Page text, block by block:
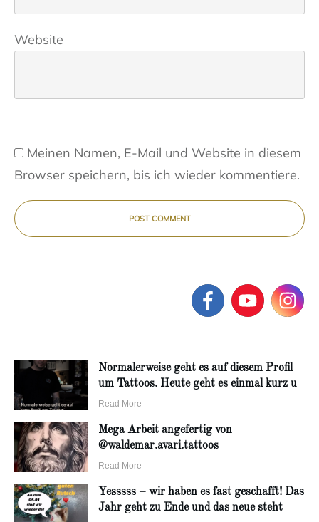
Website
Meinen Namen, E-Mail und Website in diesem
Browser speichern, bis ich wieder kommentiere.
POST COMMENT
Normalerweise geht es auf diesem Profil
um Tattoos. Heute geht es einmal kurz u
Read More
Mega Arbeit angefertig von
@waldemar.avari.tattoos
Read More
Yesssss – wir haben es fast geschafft! Das
Jahr geht zu Ende und das neue steht